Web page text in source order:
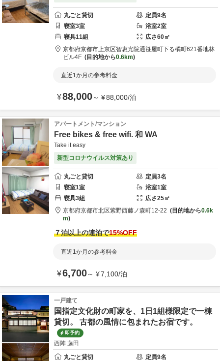
丸ごと貸切 定員9名
寝室3室 浴室2室
寝具11組 広さ60㎡
京都府京都市上京区智恵光院通笹屋町下る橘町621番地林
ビル4F
目的地から0.6km
直近1か月の参考料金
¥88,000～ ¥88,000/泊
アパートメント/マンション
Free bikes & free wifi. 和 WA
Take it easy
新型コロナウイルス対策あり
丸ごと貸切 定員3名
寝室1室 浴室1室
寝具3組 広さ25㎡
京都府京都市北区紫野西藤ノ森町12-22 目的地から0.6k
m
７泊以上の連泊で15%OFF
直近1か月の参考料金
¥6,700～ ¥7,100/泊
一戸建て
国指定文化財の町家を、1日1組様限定で一棟
貸切。 古都の風情に包まれたお宿です。
即予約
西陣 藤田
丸ごと貸切
定員9名